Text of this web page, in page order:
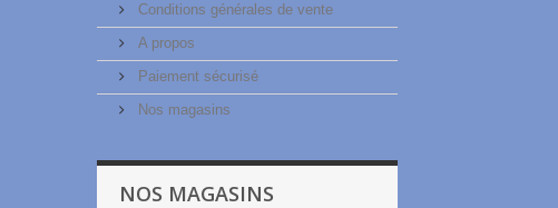
Conditions générales de vente
A propos
Paiement sécurisé
Nos magasins
NOS MAGASINS